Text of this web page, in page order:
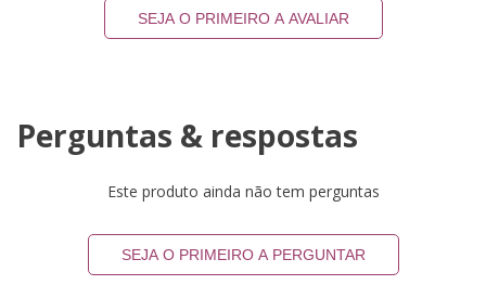
SEJA O PRIMEIRO A AVALIAR
Perguntas & respostas
Este produto ainda não tem perguntas
SEJA O PRIMEIRO A PERGUNTAR